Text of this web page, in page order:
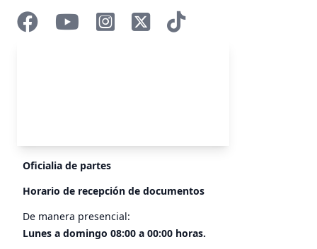
Oficialia de partes
Horario de recepción de documentos
De manera presencial:
Lunes a domingo 08:00 a 00:00 horas.